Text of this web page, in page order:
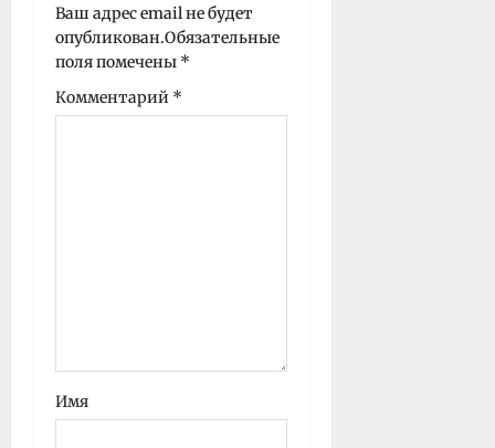
п
и
с
и
Ваш адрес email не будет
опубликован.Обязательные
поля помечены *
Комментарий *
Имя